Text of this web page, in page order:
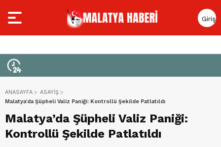
Giriş
Yap
ANASAYFA
ASAYİŞ
Malatya’da Şüpheli Valiz Paniği: Kontrollü Şekilde Patlatıldı
Malatya’da Şüpheli Valiz Paniği:
Kontrollü Şekilde Patlatıldı